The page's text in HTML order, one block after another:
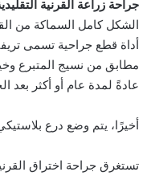
جراحة زراعة القرنية
الشكل كامل السماكة من
أداة قطع جراحية تسمى
مطابق من نسيج المتبرع
عادةً لمدة عام أو أكثر بعد
أخيرًا، يتم وضع درع
تستغرق جراحة اختراق